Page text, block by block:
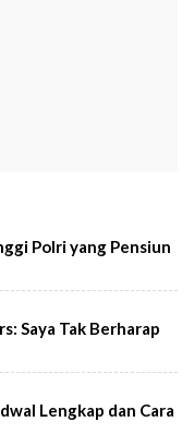
Polri yang Pensiun
Saya Tak Berharap
Lengkap dan Cara